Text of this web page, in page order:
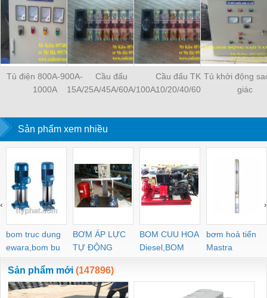
Tủ điện 800A-900A-
1000A
Cầu đấu
15A/25A/45A/60A/100A/150A/200A/300A/400A
Cầu đấu TK
10/20/40/60
Tủ khởi động
giác
Sản phẩm xem nhiều
bom truc dung
ewara,bom bu
ewara
BƠM ÁP LỰC
TỰ ĐỘNG
BOM CUU HOA
Diesel,BOM
CHUA CHAY
bơm hoả tiển
Mastra
‹ ›
Sản phẩm mới (147896)